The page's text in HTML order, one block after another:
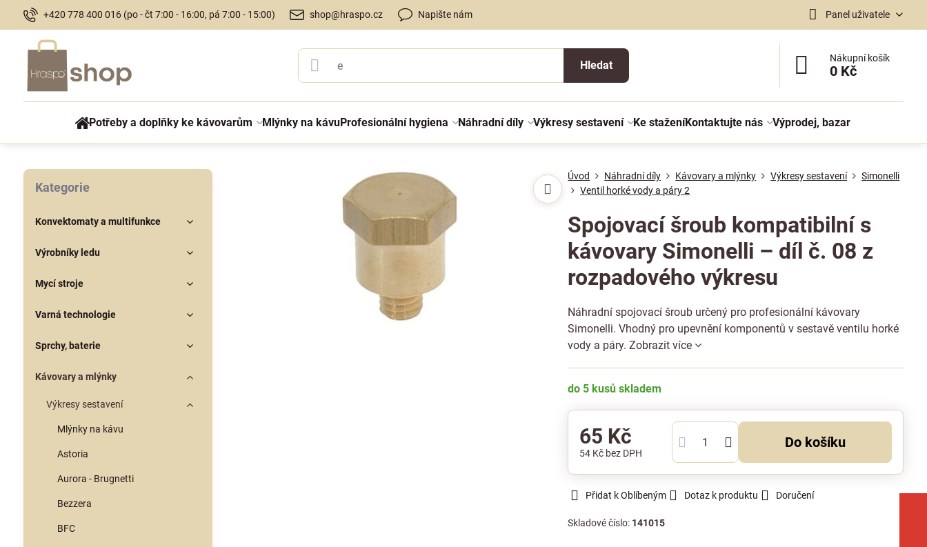
+420 778 400 016 (po - čt 7:00 - 16:00, pá 7:00 - 15:00) shop@hraspo.cz Napište nám Panel uživatele
Hledat
Nákupní košík
0 Kč
Potřeby a doplňky ke kávovarům Mlýnky na kávuProfesionální hygiena Náhradní díly Výkresy sestavení Ke staženíKontaktujte nás Výprodej, bazar
Úvod Náhradní díly Kávovary a mlýnky Výkresy sestavení
Simonelli
Ventil horké vody a páry 2
Spojovací šroub kompatibilní s
kávovary Simonelli – díl č. 08 z
rozpadového výkresu
Náhradní spojovací šroub určený pro profesionální kávovary
Simonelli. Vhodný pro upevnění komponentů v sestavě ventilu horké
vody a páry.Zobrazit více
do 5 kusů skladem
65 Kč
54 Kč bez DPH
Do košíku
Přidat k Oblíbeným Dotaz k produktu Doručení
Skladové číslo: 141015
Kategorie
Konvektomaty a multifunkce
Výrobníky ledu
Mycí stroje
Varná technologie
Sprchy, baterie
Kávovary a mlýnky
Výkresy sestavení
Mlýnky na kávu
Astoria
Aurora - Brugnetti
Bezzera
BFC